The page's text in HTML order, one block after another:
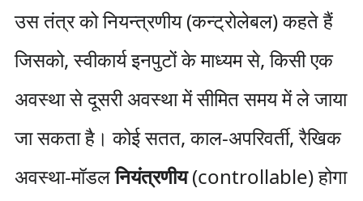
उस तंत्र को नियन्त्रणीय (कन्ट्रोलेबल) कहते हैं
जिसको, स्वीकार्य इनपुटों के माध्यम से, किसी एक
अवस्था से दूसरी अवस्था में सीमित समय में ले जाया
जा सकता है। कोई सतत, काल-अपरिवर्ती, रैखिक
अवस्था-मॉडलनियंत्रणीय(controllable) होगा